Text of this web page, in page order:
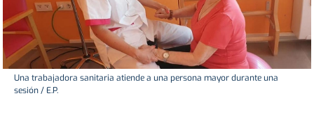
Una trabajadora sanitaria atiende a una persona mayor durante una
sesión / E.P.